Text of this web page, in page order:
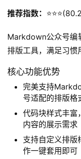
推荐指数：
Markdown公众号编
排版工具，满足习惯
核心功能优势
完美支持
号适配的排版格
代码块样式丰富
内容的展示需求
支持自定义排版
作一键套用即可